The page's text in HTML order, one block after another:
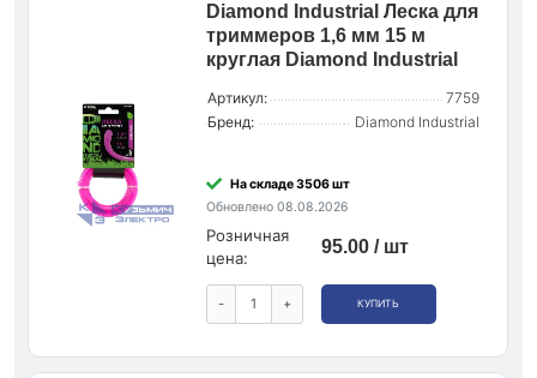
Diamond Industrial Леска для
триммеров 1,6 мм 15 м
круглая Diamond Industrial
Артикул:
7759
Бренд:
Diamond Industrial
На складе 3506 шт
Обновлено 08.08.2026
Розничная
цена:
95.00 / шт
- + КУПИТЬ